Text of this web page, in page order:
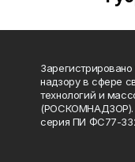
надзору в сфере
технологий и
(РОСКОМНАДЗОР).
серия ПИ ФС77-